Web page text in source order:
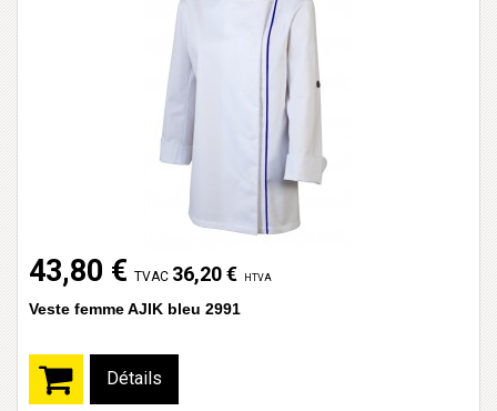
43,80 € TVAC 36,20 € HTVA
Veste femme AJIK bleu 2991
Détails